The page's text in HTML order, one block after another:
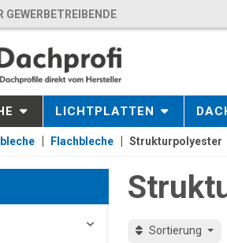
GEWERBETREIBENDE
LICHTPLATTEN
Flachbleche Strukturpolyester
Sortierung